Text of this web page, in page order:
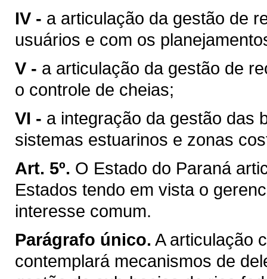
IV - a articulação da gestão de
usuários e com os
V - a articulação da gestão de
o controle de cheias;
VI - a integração da gestão das
sistemas estuarinos e zonas
Art. 5º. O Estado do Paraná
Estados tendo em vista o
interesse comum.
Parágrafo único. A articulação
contemplará mecanismos de